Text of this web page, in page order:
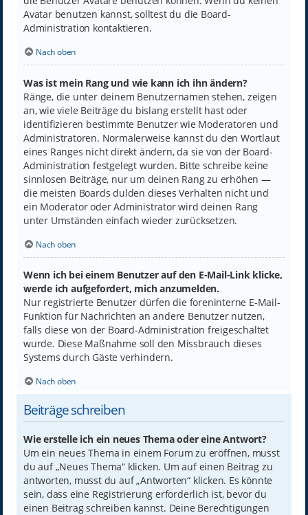
Avatar benutzen kannst, solltest du die Board-
Administration kontaktieren.
Nach oben
Was ist mein Rang und wie kann ich ihn ändern?
Ränge, die unter deinem Benutzernamen stehen, zeigen
an, wie viele Beiträge du bislang erstellt hast oder
identifizieren bestimmte Benutzer wie Moderatoren und
Administratoren. Normalerweise kannst du den Wortlaut
eines Ranges nicht direkt ändern, da sie von der Board-
Administration festgelegt wurden. Bitte schreibe keine
sinnlosen Beiträge, nur um deinen Rang zu erhöhen —
die meisten Boards dulden dieses Verhalten nicht und
ein Moderator oder Administrator wird deinen Rang
unter Umständen einfach wieder zurücksetzen.
Nach oben
Wenn ich bei einem Benutzer auf den E-Mail-Link klicke,
werde ich aufgefordert, mich anzumelden.
Nur registrierte Benutzer dürfen die foreninterne E-Mail-
Funktion für Nachrichten an andere Benutzer nutzen,
falls diese von der Board-Administration freigeschaltet
wurde. Diese Maßnahme soll den Missbrauch dieses
Systems durch Gäste verhindern.
Nach oben
Beiträge schreiben
Wie erstelle ich ein neues Thema oder eine Antwort?
Um ein neues Thema in einem Forum zu eröffnen, musst
du auf „Neues Thema“ klicken. Um auf einen Beitrag zu
antworten, musst du auf „Antworten“ klicken. Es könnte
sein, dass eine Registrierung erforderlich ist, bevor du
einen Beitrag schreiben kannst. Deine Berechtigungen